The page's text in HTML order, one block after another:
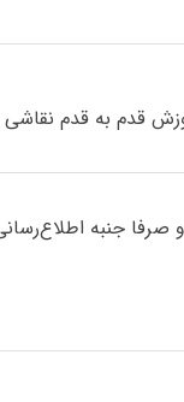
قدم به قدم نقاشی
جنبه اطلاع‌رسانی